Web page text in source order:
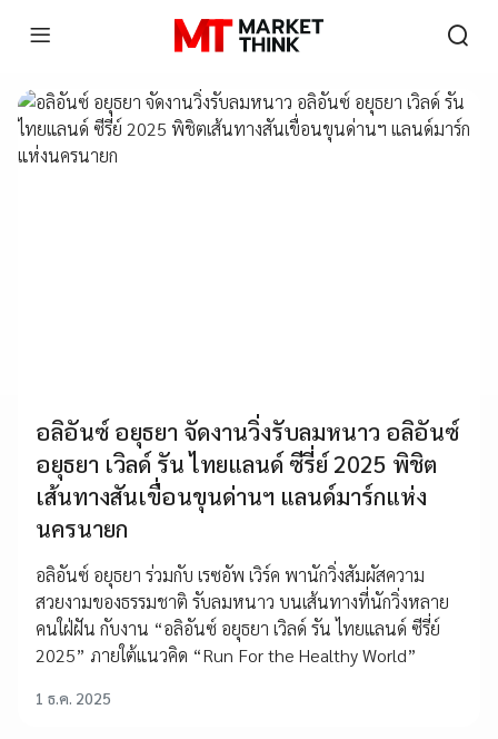
อลิอันซ์ อยุธยา จัดงานวิ่งรับลมหนาว อลิอันซ์
อยุธยา เวิลด์ รัน ไทยแลนด์ ซีรี่ย์ 2025 พิชิต
เส้นทางสันเขื่อนขุนด่านฯ แลนด์มาร์กแห่ง
นครนายก
อลิอันซ์ อยุธยา ร่วมกับ เรซอัพ เวิร์ค พานักวิ่งสัมผัสความ
สวยงามของธรรมชาติ รับลมหนาว บนเส้นทางที่นักวิ่งหลาย
คนใฝ่ฝัน กับงาน “อลิอันซ์ อยุธยา เวิลด์ รัน ไทยแลนด์ ซีรี่ย์
2025” ภายใต้แนวคิด “Run For the Healthy World”
1 ธ.ค. 2025